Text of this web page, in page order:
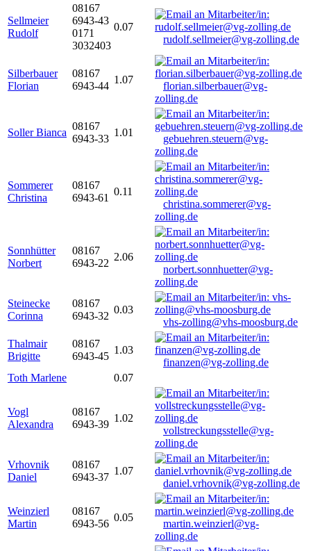
Sellmeier
Rudolf
08167
6943-43
0171
3032403
0.07
rudolf.sellmeier@vg-zolling.de
Silberbauer
Florian
08167
6943-44
1.07
florian.silberbauer@vg-
zolling.de
Soller Bianca
08167
6943-33
1.01
gebuehren.steuern@vg-
zolling.de
Sommerer
Christina
08167
6943-61
0.11
christina.sommerer@vg-
zolling.de
Sonnhütter
Norbert
08167
6943-22
2.06
norbert.sonnhuetter@vg-
zolling.de
Steinecke
Corinna
08167
6943-32
0.03
vhs-zolling@vhs-moosburg.de
Thalmair
Brigitte
08167
6943-45
1.03
finanzen@vg-zolling.de
Toth Marlene
0.07
Vogl
Alexandra
08167
6943-39
1.02
vollstreckungsstelle@vg-
zolling.de
Vrhovnik
Daniel
08167
6943-37
1.07
daniel.vrhovnik@vg-zolling.de
Weinzierl
Martin
08167
6943-56
0.05
martin.weinzierl@vg-
zolling.de